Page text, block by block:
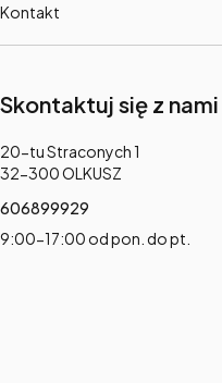
Kontakt
Skontaktuj się z nami
Adres:
20-tu Straconych 1
32-300 OLKUSZ
606899929
9:00-17:00 od pon. do pt.